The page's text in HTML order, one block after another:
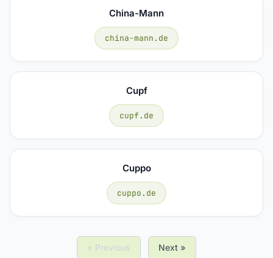
China-Mann
china-mann.de
Cupf
cupf.de
Cuppo
cuppo.de
« Previous Next »